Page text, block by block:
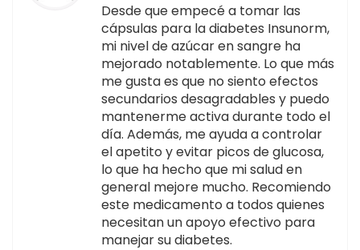
Desde que empecé a tomar las
cápsulas para la diabetes Insunorm,
mi nivel de azúcar en sangre ha
mejorado notablemente. Lo que más
me gusta es que no siento efectos
secundarios desagradables y puedo
mantenerme activa durante todo el
día. Además, me ayuda a controlar
el apetito y evitar picos de glucosa,
lo que ha hecho que mi salud en
general mejore mucho. Recomiendo
este medicamento a todos quienes
necesitan un apoyo efectivo para
manejar su diabetes.